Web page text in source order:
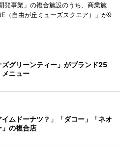
発事業」の複合施設のうち、商業施
（自由が丘ミューズスクエア）」が9
ズグリーンティー」がブランド25
メニュー
イムドーナツ？」「ダコー」「ネオ
の複合店